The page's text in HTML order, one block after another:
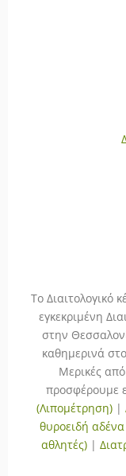
To Διαιτολογικό
εγκεκριμένη
στην
καθημερινά
Μερικές
προσφέρουμε
(Λιπομέτρηση) |
θυροειδή αδένα
αθλητές) |